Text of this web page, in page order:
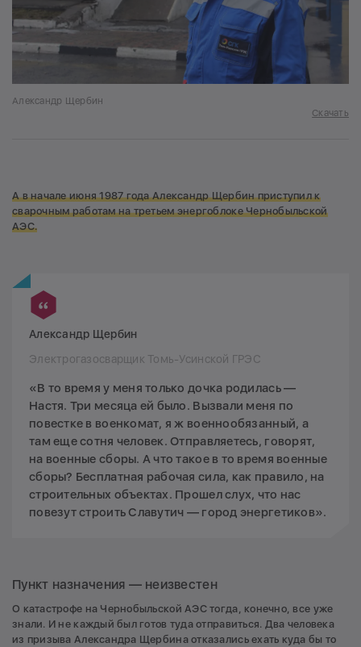
Александр Щербин
Скачать
А в начале июня 1987 года Александр Щербин приступил к
сварочным работам на третьем энергоблоке Чернобыльской
АЭС.
Александр Щербин
Электрогазосварщик Томь-Усинской ГРЭС
«В то время у меня только дочка родилась —
Настя. Три месяца ей было. Вызвали меня по
повестке в военкомат, я ж военнообязанный, а
там еще сотня человек. Отправляетесь, говорят,
на военные сборы. А что такое в то время военные
сборы? Бесплатная рабочая сила, как правило, на
строительных объектах. Прошел слух, что нас
повезут строить Славутич — город энергетиков».
Пункт назначения — неизвестен
О катастрофе на Чернобыльской АЭС тогда, конечно, все уже
знали. И не каждый был готов туда отправиться. Два человека
из призыва Александра Щербина отказались ехать куда бы то